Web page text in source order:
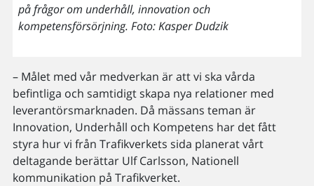
på frågor om underhåll, innovation och
kompetensförsörjning. Foto: Kasper Dudzik
– Målet med vår medverkan är att vi ska vårda
befintliga och samtidigt skapa nya relationer med
leverantörsmarknaden. Då mässans teman är
Innovation, Underhåll och Kompetens har det fått
styra hur vi från Trafikverkets sida planerat vårt
deltagande berättar Ulf Carlsson, Nationell
kommunikation på Trafikverket.